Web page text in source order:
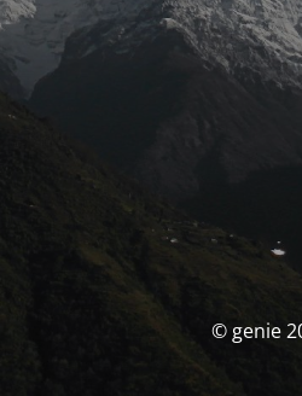
© genie